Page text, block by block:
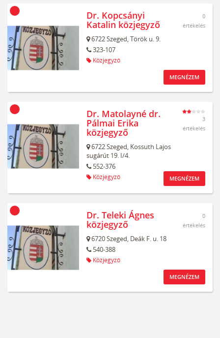
Dr. Kopcsányi
Katalin közjegyző
6722Szeged,Török u. 9.
323-107
Közjegyző
0
értékelés
MEGNÉZEM
Dr. Matolayné dr.
Pálmai Erika
közjegyző
6722Szeged, Kossuth Lajos
sugárút 19. I/4.
552-376
Közjegyző
3
értékelés
MEGNÉZEM
Dr. Teleki Ágnes
közjegyző
6720Szeged, Deák F. u. 18
540-388
Közjegyző
0
értékelés
MEGNÉZEM